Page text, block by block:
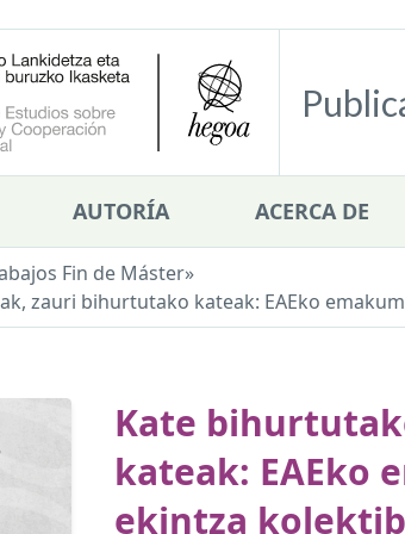
AUTORÍA ACERCA DE
Fin de Máster»
zauri bihurtutako kateak: EAEko
Kate
kateak: EAEko
ekintza